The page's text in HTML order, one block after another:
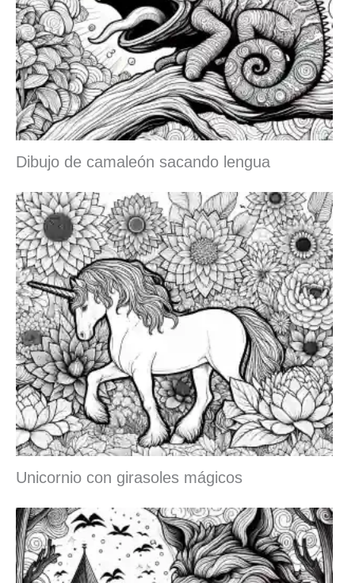
Dibujo de camaleón sacando lengua
Unicornio con girasoles mágicos